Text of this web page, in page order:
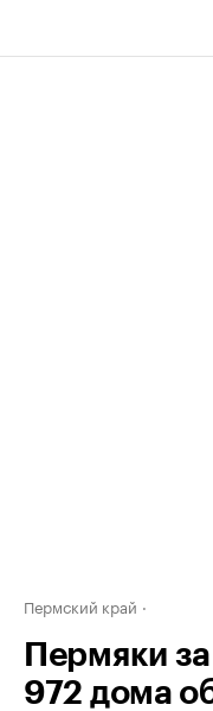
Пермский край
Пермяки
972 дома